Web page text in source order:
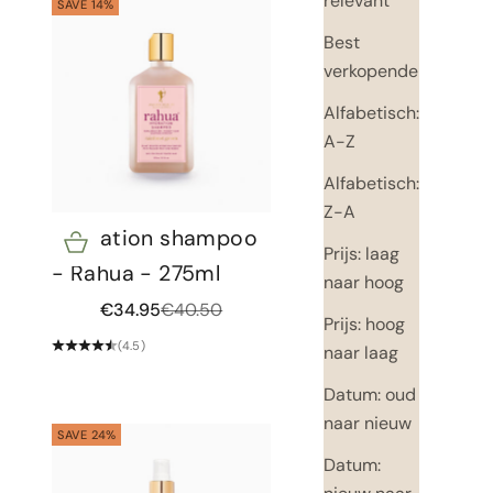
Best
verkopende
Alfabetisch:
A-Z
Alfabetisch:
Z-A
Prijs: laag
naar hoog
Prijs: hoog
naar laag
Datum: oud
naar nieuw
Datum:
SAVE 14%
Opties kiezen
Hydration shampoo
- Rahua - 275ml
Aanbiedingsprijs
€34.95Normale prijs
€40.50
(4.5)
SAVE 24%